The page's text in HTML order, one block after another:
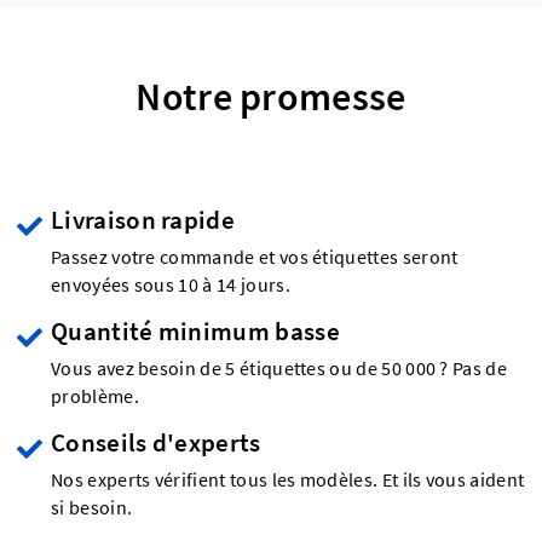
Notre promesse
Livraison rapide
Passez votre commande et vos étiquettes seront
envoyées sous 10 à 14 jours.
Quantité minimum basse
Vous avez besoin de 5 étiquettes ou de 50 000 ? Pas de
problème.
Conseils d'experts
Nos experts vérifient tous les modèles. Et ils vous aident
si besoin.